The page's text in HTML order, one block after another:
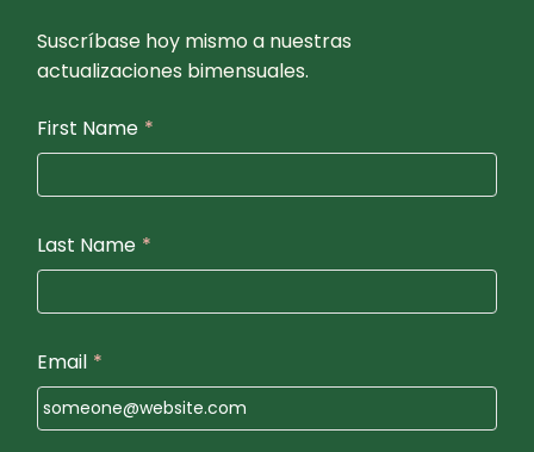
Suscríbase hoy mismo a nuestras
actualizaciones bimensuales.
First Name *
Last Name *
Email *